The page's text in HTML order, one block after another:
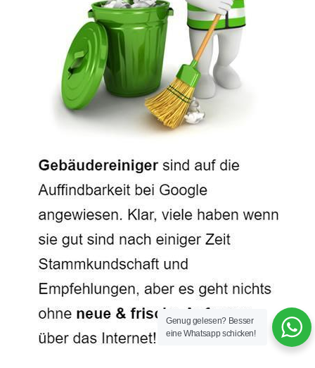
Genug gelesen? Besser
eine Whatsapp schicken!